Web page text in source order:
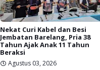
Nekat Curi Kabel dan Besi
Jembatan Barelang, Pria 38
Tahun Ajak Anak 11 Tahun
Beraksi
Agustus 03, 2026